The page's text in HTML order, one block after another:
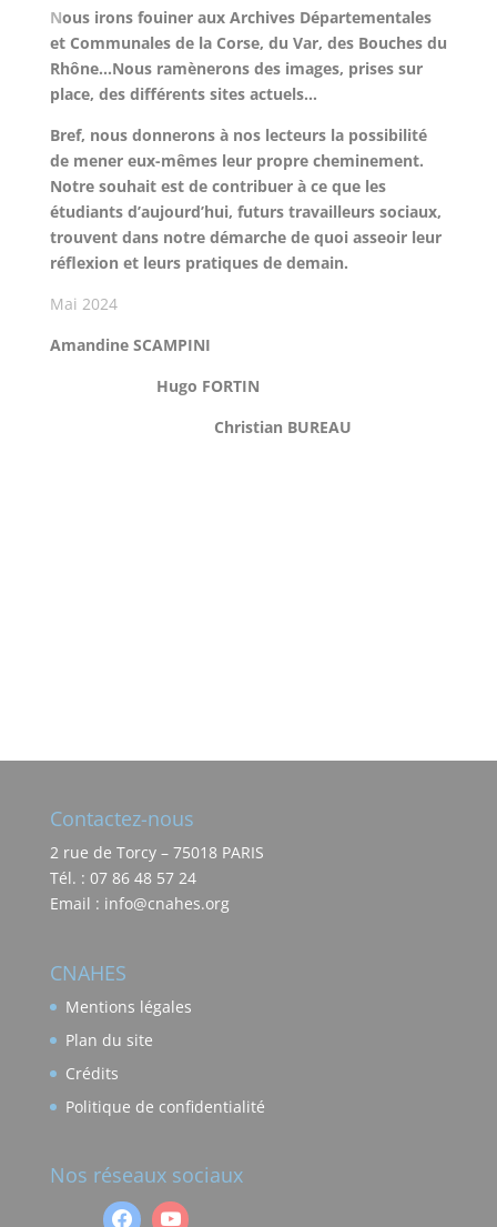
Nous irons fouiner aux Archives Départementales
et Communales de la Corse, du Var, des Bouches du
Rhône…Nous ramènerons des images, prises sur
place, des différents sites actuels…
Bref, nous donnerons à nos lecteurs la possibilité
de mener eux-mêmes leur propre cheminement.
Notre souhait est de contribuer à ce que les
étudiants d’aujourd’hui, futurs travailleurs sociaux,
trouvent dans notre démarche de quoi asseoir leur
réflexion et leurs pratiques de demain.
Mai 2024
Amandine SCAMPINI
Hugo FORTIN
Christian BUREAU
Contactez-nous
2 rue de Torcy – 75018 PARIS
Tél. : 07 86 48 57 24
Email : info@cnahes.org
CNAHES
Mentions légales
Plan du site
Crédits
Politique de confidentialité
Nos réseaux sociaux